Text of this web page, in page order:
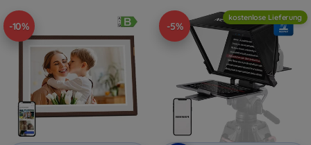
-10% -5%
kostenlose Lieferung